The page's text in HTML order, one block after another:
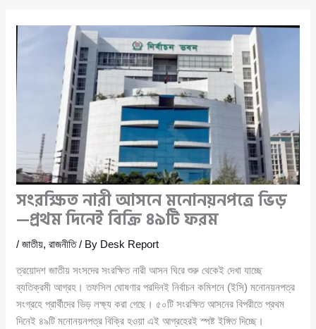
সংরক্ষিত নারী আসনে মনোনয়নপত্রে ভিড়
—প্রথম দিনেই বিক্রি ৪৯টি ফরম
/জাতীয়,রাজনীতি/ By Desk Report
ত্রয়োদশ জাতীয় সংসদের সংরক্ষিত নারী আসন ঘিরে শুরু থেকেই দেখা যাচ্ছে
ব্যতিক্রমী আগ্রহ। তফসিল ঘোষণার পরদিনই নির্বাচন কমিশনে (ইসি) মনোনয়নপত্র
সংগ্রহে প্রার্থীদের ভিড় লক্ষ্য করা গেছে। ৫০টি সংরক্ষিত আসনের বিপরীতে প্রথম
দিনেই ৪৯টি মনোনয়নপত্র বিক্রি হওয়া এই আগ্রহেরই স্পষ্ট ইঙ্গিত দিচ্ছে।